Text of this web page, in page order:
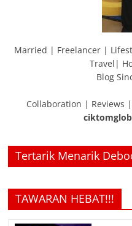
Married | Freelancer |
Travel|
Blog
Collaboration | Reviews
Tertarik Menarik
TAWARAN HEBAT!!!